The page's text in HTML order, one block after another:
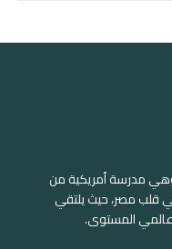
مدرسة أمريكية من
قلب مصر، حيث يلتقي
عالمي المستوى.